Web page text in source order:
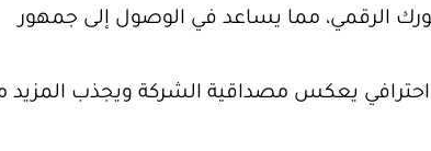
الرقمي، مما يساعد في الوصول إلى جمهور
احترافي يعكس مصداقية الشركة ويجذب المزيد